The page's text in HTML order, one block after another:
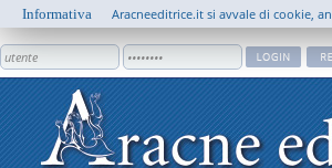
Informativa Aracneeditrice.it si avvale di cookie,